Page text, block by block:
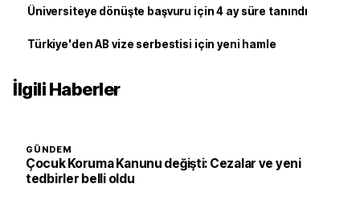
Üniversiteye dönüşte başvuru için 4 ay süre tanındı
Türkiye'den AB vize serbestisi için yeni hamle
İlgili Haberler
GÜNDEM
Çocuk Koruma Kanunu değişti: Cezalar ve yeni
tedbirler belli oldu